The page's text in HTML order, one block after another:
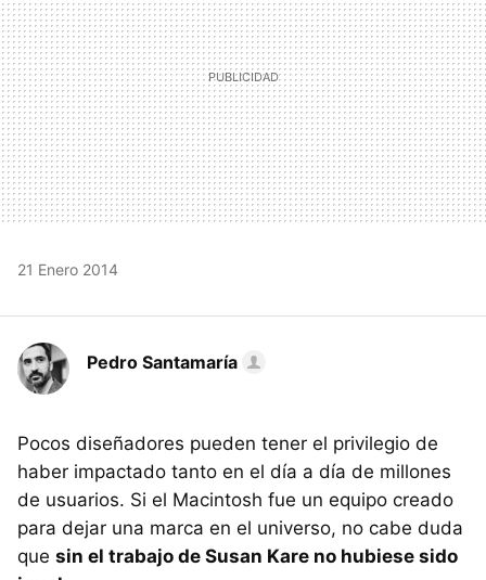
21 Enero 2014
Pedro Santamaría
Pocos diseñadores pueden tener el privilegio de
haber impactado tanto en el día a día de millones
de usuarios. Si el Macintosh fue un equipo creado
para dejar una marca en el universo, no cabe duda
que sin el trabajo de Susan Kare no hubiese sido